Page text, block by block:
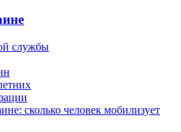
службы
сколько человек мобилизует